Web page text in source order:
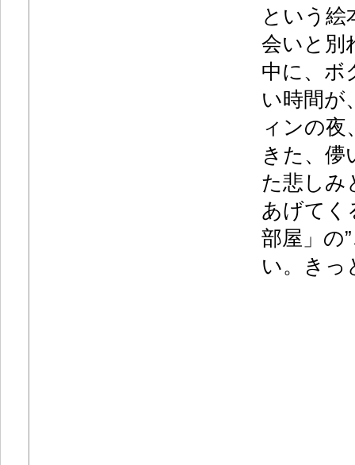
という絵
会いと別
中に、ボ
い時間が
ィンの
きた、儚
た悲しみ
あげてく
部屋」の
い。きっ